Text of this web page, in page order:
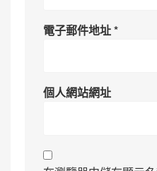
電子郵件地址*
個人網站網址